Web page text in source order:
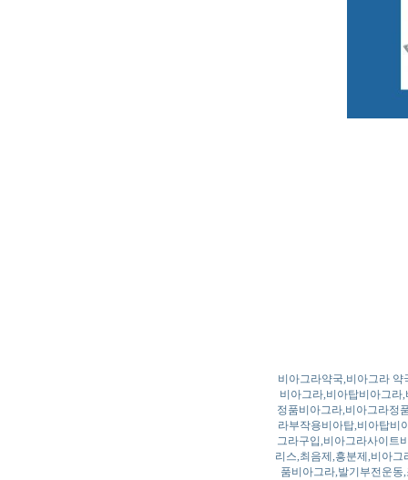
비아그라약국,비아그라
비아그라,비아탑비아그라
정품비아그라,비아그라정
라부작용비아탑,비아탑비
그라구입,비아그라사이트
리스,최음제,흥분제,비아
품비아그라,발기부전운